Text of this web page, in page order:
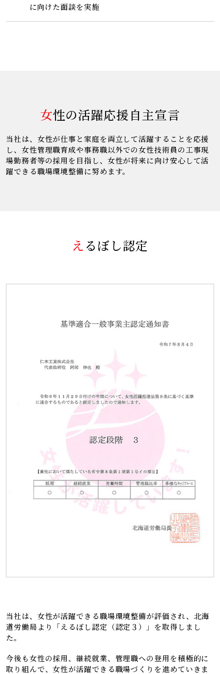
に向けた面談を実施
女性の活躍応援自主宣言
当社は、女性が仕事と家庭を両立して活躍することを応援
し、女性管理職育成や事務職以外での女性技術員の工事現
場勤務者等の採用を目指し、女性が将来に向け安心して活
躍できる職場環境整備に努めます。
えるぼし認定
当社は、女性が活躍できる職場環境整備が評価され、北海
道労働局より「えるぼし認定（認定３）」を取得しまし
た。
今後も女性の採用、継続就業、管理職への登用を積極的に
取り組んで、女性が活躍できる職場づくりを進めていきま